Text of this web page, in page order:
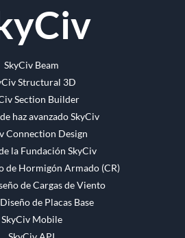
SkyCiv Beam
Structural 3D
Section Builder
haz avanzado SkyCiv
Connection Design
la Fundación SkyCiv
de Hormigón Armado (CR)
de Cargas de Viento
de Placas Base
SkyCiv Mobile